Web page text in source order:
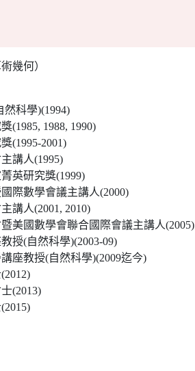
幾何）
科學)(1994)
(1985, 1988, 1990)
(1995-2001)
講人(1995)
英研究獎(1999)
際數學會議主講人(2000)
講人(2001, 2010)
美國數學會聯合國際會議主講人(2005)
授(自然科學)(2003-09)
座教授(自然科學)(2009迄今)
(2013)